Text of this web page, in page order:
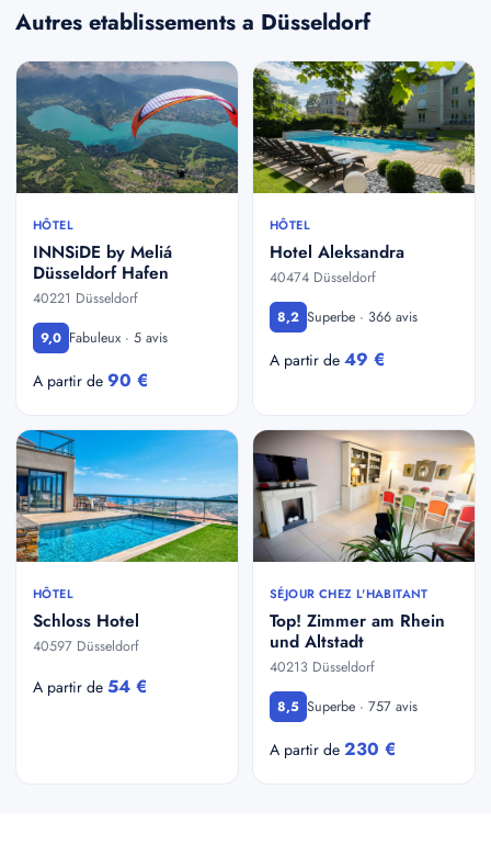
Autres etablissements a Düsseldorf
HÔTEL
INNSiDE by Meliá
Düsseldorf Hafen
40221 Düsseldorf
9,0 Fabuleux · 5 avis
A partir de 90 €
HÔTEL
Hotel Aleksandra
40474 Düsseldorf
8,2 Superbe · 366 avis
A partir de 49 €
HÔTEL
Schloss Hotel
40597 Düsseldorf
A partir de 54 €
SÉJOUR CHEZ L'HABITANT
Top! Zimmer am Rhein
und Altstadt
40213 Düsseldorf
8,5 Superbe · 757 avis
A partir de 230 €